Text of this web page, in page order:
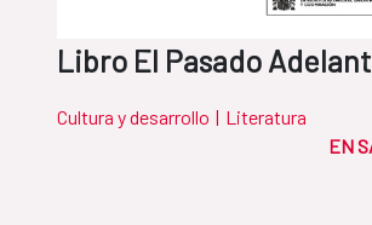
Libro El Pasado
Cultura y desarrollo | Literatura
EN